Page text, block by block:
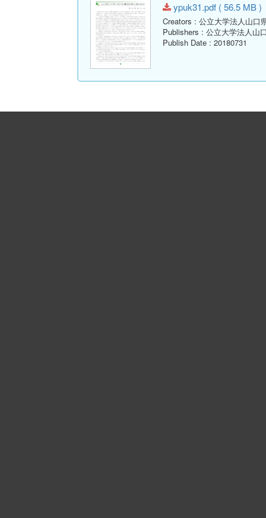
ypuk31.pdf ( 56.5 MB )
Creators : 公立大学法人山口
Publishers : 公立大学法人山
Publish Date : 20180731